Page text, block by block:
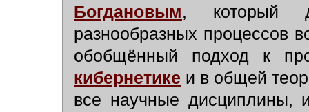
Богдановым, который
разнообразных процессов
обобщённый подход к
кибернетике и в общей
все научные дисциплины,